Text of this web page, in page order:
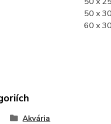
50 x
60 x
Akvária